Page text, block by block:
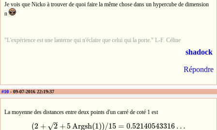
Je vois que Nicko à trouver de quoi faire la même chose dans un hypercube de dimension
n
"L'expérience est une lanterne qui n'éclaire que celui qui la porte." L-F. Céline
shadock
Répondre
#10 - 09-07-2016 22:19:37
La moyenne des distances entre deux points d'un carré de coté 1 est
(2 + 2
–
√ +5Argsh(1))/15 = 0.52140543316 …
(2 +2+5Argsh(1 )) /15=0.52140543316…